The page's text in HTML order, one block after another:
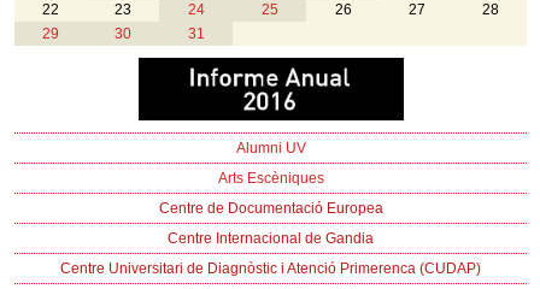
22
23 24 25 26 27
28
29
30 31
Alumni UV
Arts Escèniques
Centre de Documentació Europea
Centre Internacional de Gandia
Centre Universitari de Diagnòstic i Atenció Primerenca (CUDAP)